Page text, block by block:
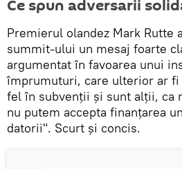
Ce spun adversarii
Premierul olandez Mark Rutte
summit-ului un mesaj foarte
argumentat în favoarea unui
împrumuturi, care ulterior ar
fel în subvenţii şi sunt alţii, ca
nu putem accepta finanţarea
datorii". Scurt și concis.